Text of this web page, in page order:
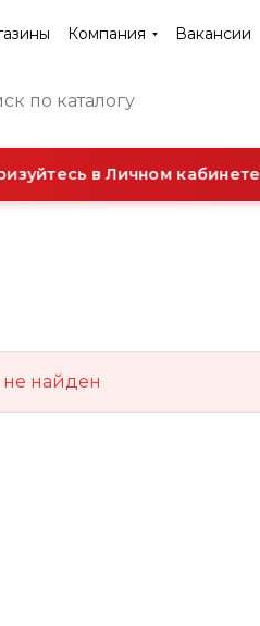
Компания Вакансии
в Личном кабинете.
не найден